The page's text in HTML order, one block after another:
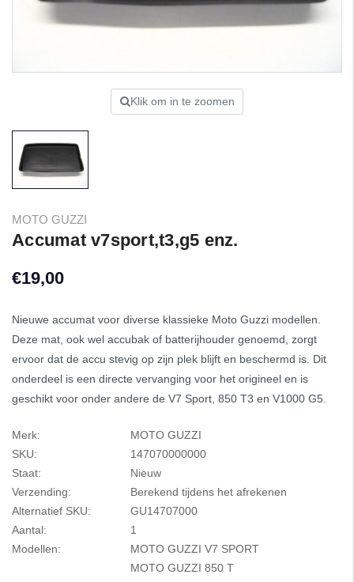
Klik om in te zoomen
MOTO GUZZI
Accumat v7sport,t3,g5 enz.
€19,00
Nieuwe accumat voor diverse klassieke Moto Guzzi modellen.
Deze mat, ook wel accubak of batterijhouder genoemd, zorgt
ervoor dat de accu stevig op zijn plek blijft en beschermd is. Dit
onderdeel is een directe vervanging voor het origineel en is
geschikt voor onder andere de V7 Sport, 850 T3 en V1000 G5.
Merk:
MOTO GUZZI
SKU:
147070000000
Staat:
Nieuw
Verzending:
Berekend tijdens het afrekenen
Alternatief SKU:
GU14707000
Aantal:
1
Modellen:
MOTO GUZZI V7 SPORT
MOTO GUZZI 850 T